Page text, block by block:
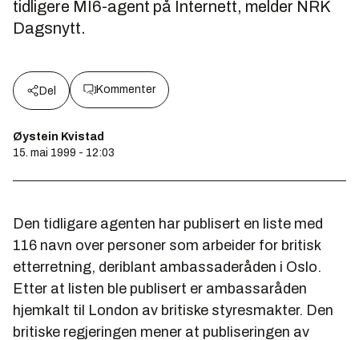
tidligere MI6-agent på Internett, melder NRK
Dagsnytt.
Del Kommenter
Øystein Kvistad
15. mai 1999 - 12:03
Den tidligare agenten har publisert en liste med
116 navn over personer som arbeider for britisk
etterretning, deriblant ambassaderåden i Oslo.
Etter at listen ble publisert er ambassaråden
hjemkalt til London av britiske styresmakter. Den
britiske regjeringen mener at publiseringen av